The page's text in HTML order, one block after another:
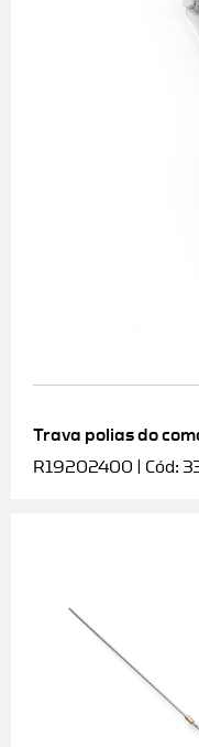
Trava polias do
R19202400 | Cód: